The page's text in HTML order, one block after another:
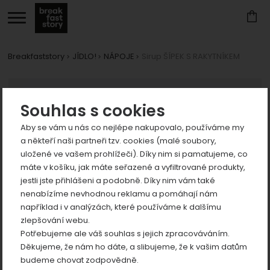
Souhlas s cookies
Aby se vám u nás co nejlépe nakupovalo, používáme my
a někteří naši partneři tzv. cookies (malé soubory,
uložené ve vašem prohlížeči). Díky nim si pamatujeme, co
máte v košíku, jak máte seřazené a vyfiltrované produkty,
jestli jste přihlášeni a podobně. Díky nim vám také
nenabízíme nevhodnou reklamu a pomáhají nám
například i v analýzách, které používáme k dalšímu
zlepšování webu.
Potřebujeme ale váš souhlas s jejich zpracováváním.
Děkujeme, že nám ho dáte, a slibujeme, že k vašim datům
budeme chovat zodpovědně.
Breakfaststory JÍDLO! NÁPOJE
Fotografie
předchozí
Zobrazit
Zobrazit
Zobrazit
Zobrazit